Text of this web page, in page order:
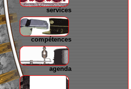
services
compétences
agenda